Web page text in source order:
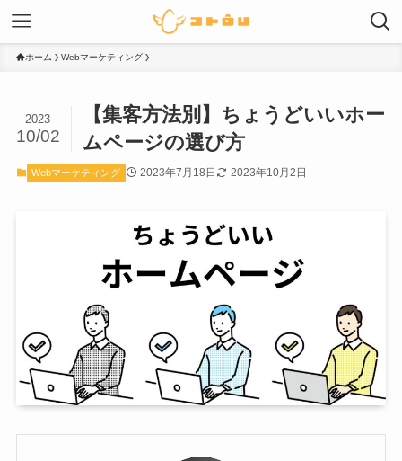
ホーム Webマーケティング
【集客方法別】ちょうどいいホー
ムページの選び方
2023
10/02
Webマーケティング 2023年7月18日 2023年10月2日